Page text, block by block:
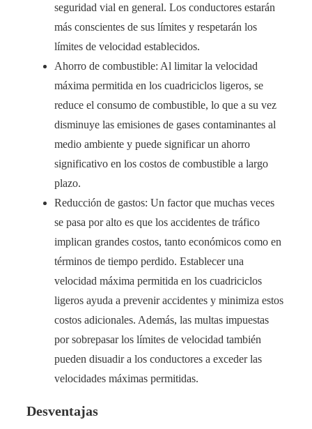
seguridad vial en general. Los conductores estarán
más conscientes de sus límites y respetarán los
límites de velocidad establecidos.
Ahorro de combustible: Al limitar la velocidad
máxima permitida en los cuadriciclos ligeros, se
reduce el consumo de combustible, lo que a su vez
disminuye las emisiones de gases contaminantes al
medio ambiente y puede significar un ahorro
significativo en los costos de combustible a largo
plazo.
Reducción de gastos: Un factor que muchas veces
se pasa por alto es que los accidentes de tráfico
implican grandes costos, tanto económicos como en
términos de tiempo perdido. Establecer una
velocidad máxima permitida en los cuadriciclos
ligeros ayuda a prevenir accidentes y minimiza estos
costos adicionales. Además, las multas impuestas
por sobrepasar los límites de velocidad también
pueden disuadir a los conductores a exceder las
velocidades máximas permitidas.
Desventajas